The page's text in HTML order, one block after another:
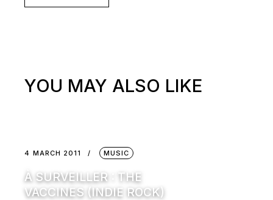
YOU MAY ALSO LIKE
4 MARCH 2011 MUSIC
À SURVEILLER : THE
VACCINES (INDIE ROCK)